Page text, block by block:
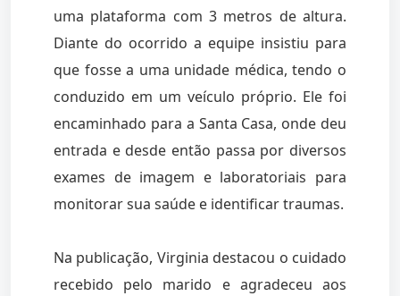
uma plataforma com 3 metros de altura.
Diante do ocorrido a equipe insistiu para
que fosse a uma unidade médica, tendo o
conduzido em um veículo próprio. Ele foi
encaminhado para a Santa Casa, onde deu
entrada e desde então passa por diversos
exames de imagem e laboratoriais para
monitorar sua saúde e identificar traumas.
Na publicação, Virginia destacou o cuidado
recebido pelo marido e agradeceu aos